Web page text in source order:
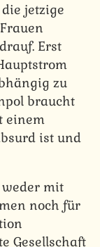
jetzige
Erst
zu
braucht
einem
ist und
mit
noch für
Gesellschaft